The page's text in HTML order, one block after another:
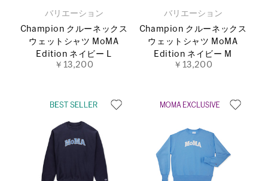
バリエーション
Champion クルーネックス
ウェットシャツ MoMA
Edition ネイビー L
￥13,200
バリエーション
Champion クルーネックス
ウェットシャツ MoMA
Edition ネイビー M
￥13,200